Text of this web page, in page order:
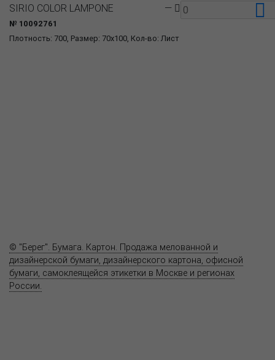
Плотность: 700, Размер: 70x100, Кол-во: Лист
SIRIO COLOR LAMPONE
№ 10092761
—
© "Берег". Бумага. Картон. Продажа мелованной и
дизайнерской бумаги, дизайнерского картона, офисной
бумаги, самоклеящейся этикетки в Москве и регионах
России.